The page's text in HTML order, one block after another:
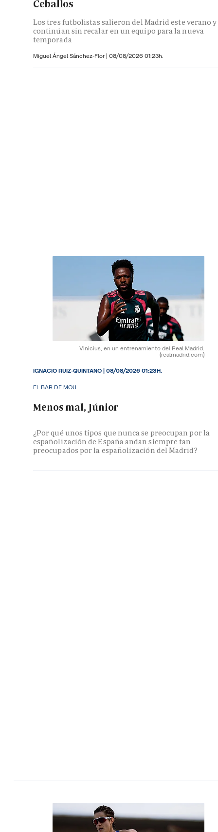
Ceballos
Los tres futbolistas salieron del Madrid este verano y
continúan sin recalar en un equipo para la nueva
temporada
Miguel Ángel Sánchez-Flor | 08/08/2026 01:23h.
Vinicius, en un entrenamiento del Real Madrid.
(realmadrid.com)
EL BAR DE MOU
Menos mal, Júnior
¿Por qué unos tipos que nunca se preocupan por la
españolización de España andan siempre tan
preocupados por la españolización del Madrid?
IGNACIO RUIZ-QUINTANO|08/08/2026 01:23H.